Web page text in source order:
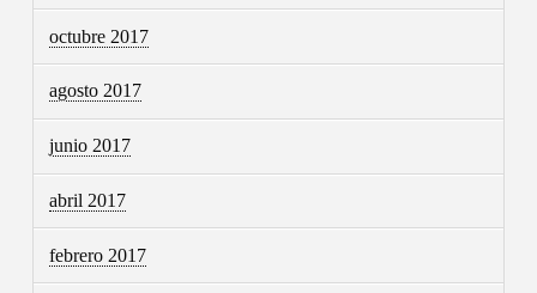
octubre 2017
agosto 2017
junio 2017
abril 2017
febrero 2017